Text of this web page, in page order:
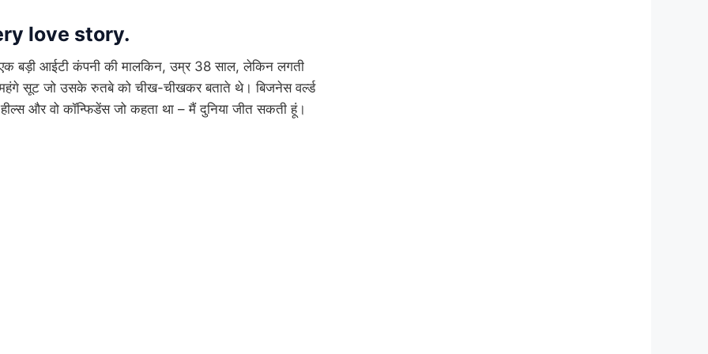
love story.
एक बड़ी आईटी कंपनी की मालकिन, उम्र 38 साल, लेकिन लगती
सूट जो उसके रुतबे को चीख-चीखकर बताते थे। बिजनेस वर्ल्ड
और वो कॉन्फिडेंस जो कहता था – मैं दुनिया जीत सकती हूं।